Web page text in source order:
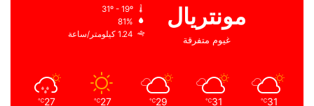
مونتريال
غيوم متفرقة
81%
1.24 كيلومتر/ساعة
31
℃
31
℃
29
℃
27
℃
27
℃